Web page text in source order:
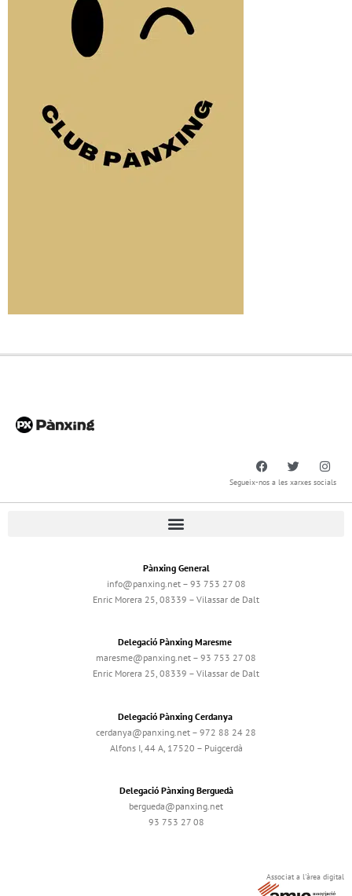
Segueix-nos a les xarxes socials
Pànxing General
info@panxing.net – 93 753 27 08
Enric Morera 25, 08339 – Vilassar de Dalt
Delegació Pànxing Maresme
maresme@panxing.net – 93 753 27 08
Enric Morera 25, 08339 – Vilassar de Dalt
Delegació Pànxing Cerdanya
cerdanya@panxing.net – 972 88 24 28
Alfons I, 44 A, 17520 – Puigcerdà
Delegació Pànxing Berguedà
bergueda@panxing.net
93 753 27 08
Associat a l'àrea digital